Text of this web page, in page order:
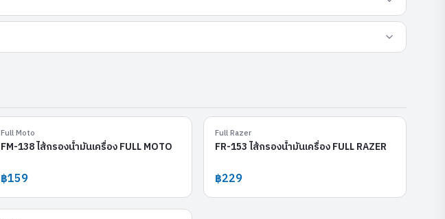
Full Moto
FM-138 ไส้กรองน้ำมันเครื่อง FULL MOTO
฿159
Full Razer
FR-153 ไส้กรองน้ำมันเครื่อง FULL RAZER
฿229